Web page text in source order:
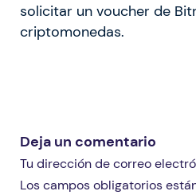
solicitar un voucher de
criptomonedas.
Deja un comentario
Tu dirección de correo
Los campos obligatorios